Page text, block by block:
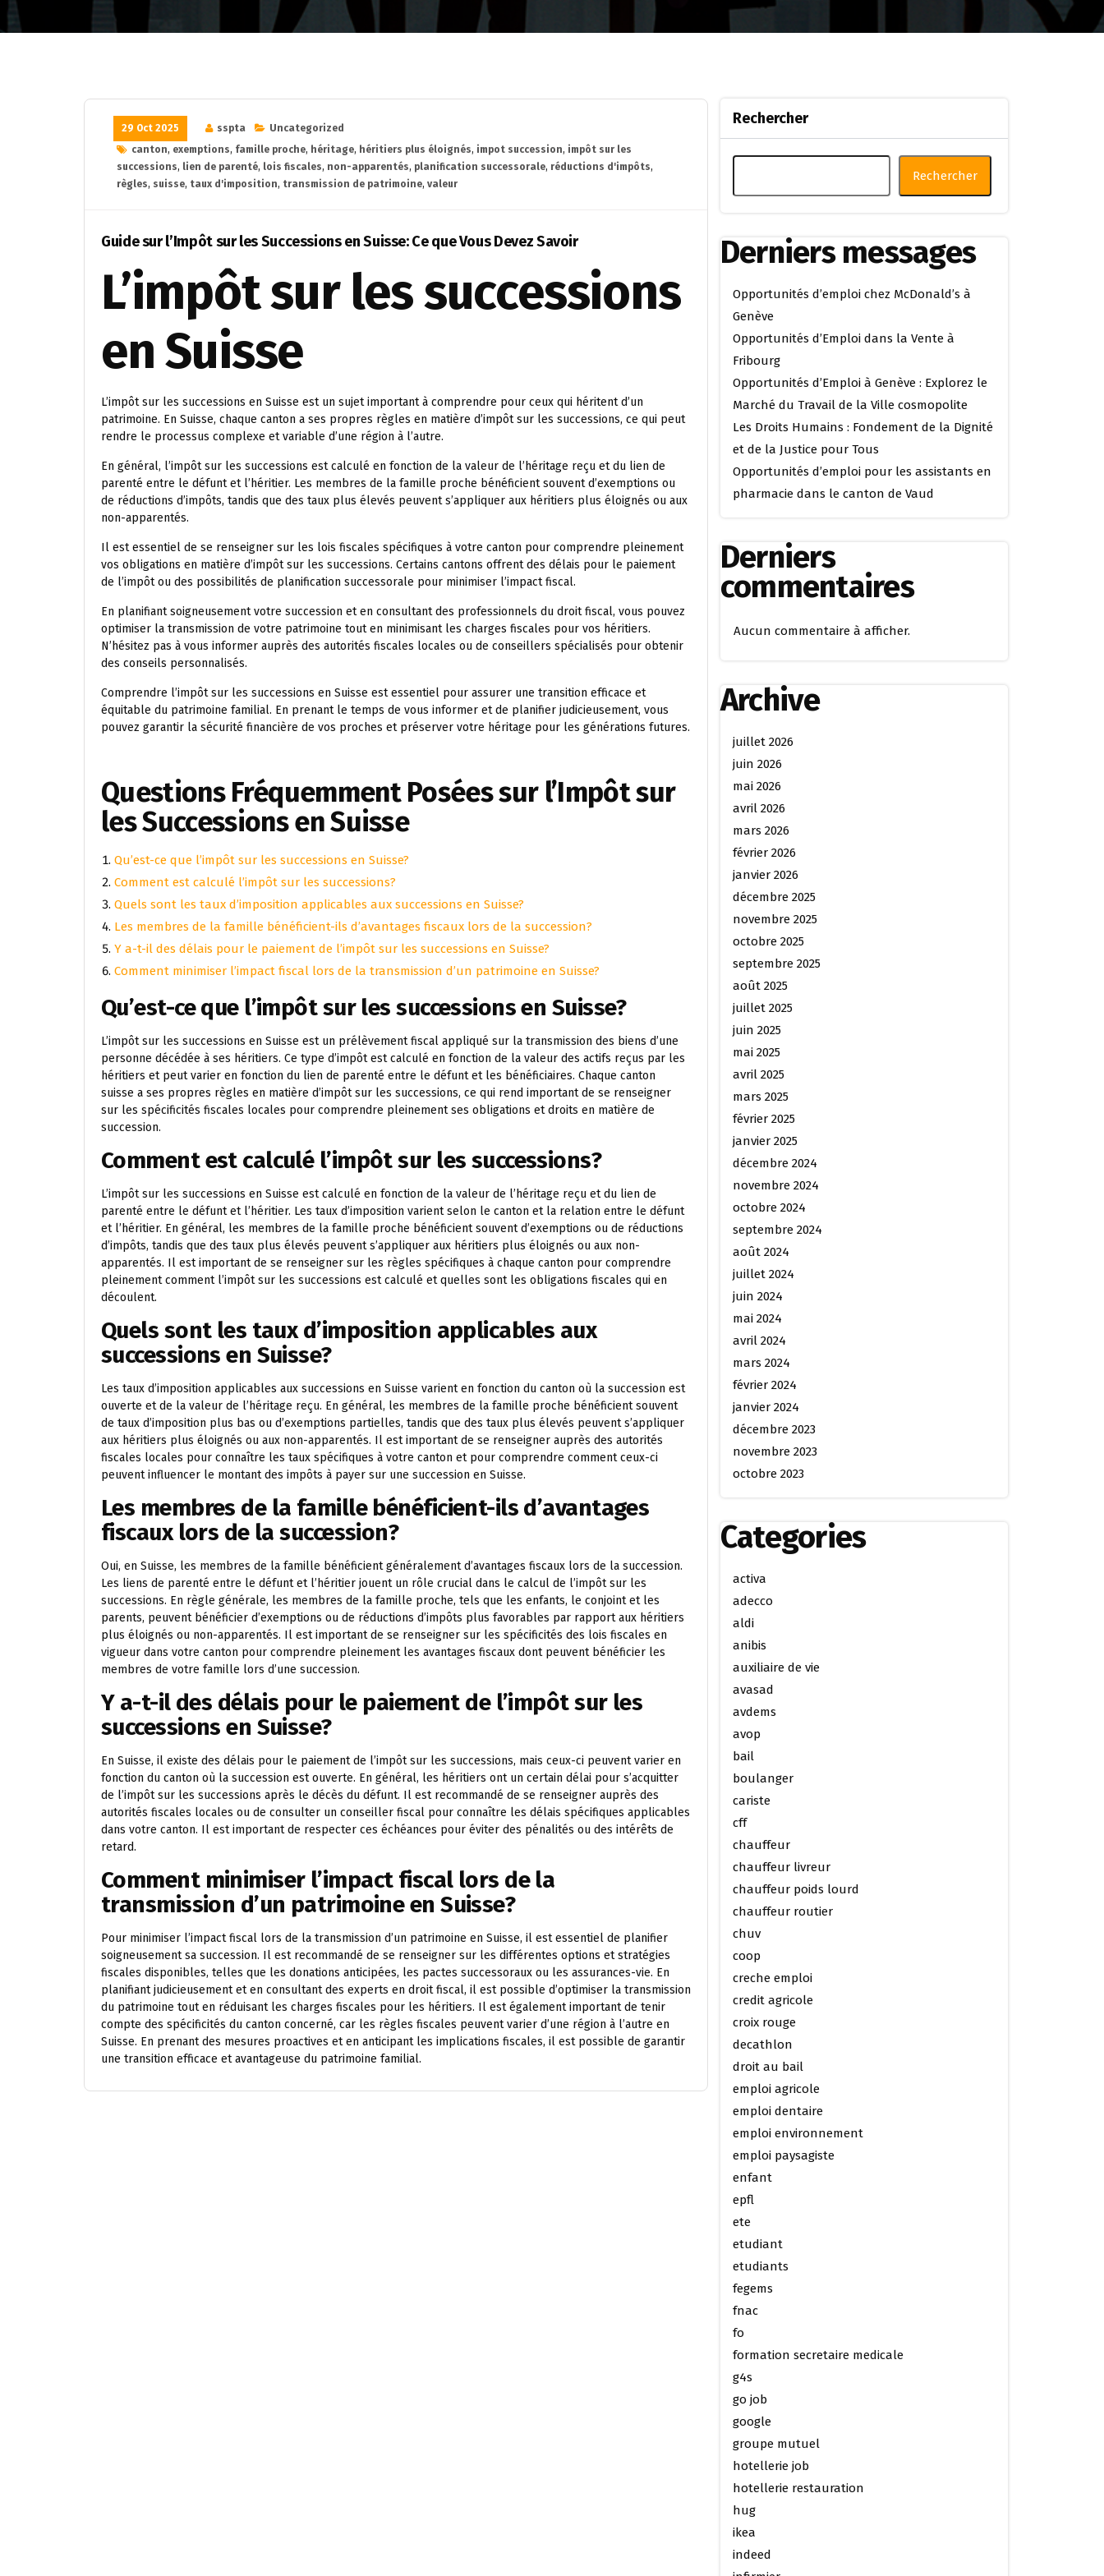
29 Oct 2025 sspta
Uncategorized
canton, exemptions, famille proche, héritage, héritiers plus éloignés, impot succession, impôt sur les
successions, lien de parenté, lois fiscales, non-apparentés, planification successorale, réductions d'impôts,
règles, suisse, taux d'imposition, transmission de patrimoine, valeur
Guide sur l’Impôt sur les Successions en Suisse: Ce que Vous Devez Savoir
L’impôt sur les successions
en Suisse
L’impôt sur les successions en Suisse est un sujet important à comprendre pour ceux qui héritent d’un
patrimoine. En Suisse, chaque canton a ses propres règles en matière d’impôt sur les successions, ce qui peut
rendre le processus complexe et variable d’une région à l’autre.
En général, l’impôt sur les successions est calculé en fonction de la valeur de l’héritage reçu et du lien de
parenté entre le défunt et l’héritier. Les membres de la famille proche bénéficient souvent d’exemptions ou
de réductions d’impôts, tandis que des taux plus élevés peuvent s’appliquer aux héritiers plus éloignés ou aux
non-apparentés.
Il est essentiel de se renseigner sur les lois fiscales spécifiques à votre canton pour comprendre pleinement
vos obligations en matière d’impôt sur les successions. Certains cantons offrent des délais pour le paiement
de l’impôt ou des possibilités de planification successorale pour minimiser l’impact fiscal.
En planifiant soigneusement votre succession et en consultant des professionnels du droit fiscal, vous pouvez
optimiser la transmission de votre patrimoine tout en minimisant les charges fiscales pour vos héritiers.
N’hésitez pas à vous informer auprès des autorités fiscales locales ou de conseillers spécialisés pour obtenir
des conseils personnalisés.
Comprendre l’impôt sur les successions en Suisse est essentiel pour assurer une transition efficace et
équitable du patrimoine familial. En prenant le temps de vous informer et de planifier judicieusement, vous
pouvez garantir la sécurité financière de vos proches et préserver votre héritage pour les générations futures.
Questions Fréquemment Posées sur l’Impôt sur
les Successions en Suisse
Qu’est-ce que l’impôt sur les successions en Suisse?
Comment est calculé l’impôt sur les successions?
Quels sont les taux d’imposition applicables aux successions en Suisse?
Les membres de la famille bénéficient-ils d’avantages fiscaux lors de la succession?
Y a-t-il des délais pour le paiement de l’impôt sur les successions en Suisse?
Comment minimiser l’impact fiscal lors de la transmission d’un patrimoine en Suisse?
Qu’est-ce que l’impôt sur les successions en Suisse?
L’impôt sur les successions en Suisse est un prélèvement fiscal appliqué sur la transmission des biens d’une
personne décédée à ses héritiers. Ce type d’impôt est calculé en fonction de la valeur des actifs reçus par les
héritiers et peut varier en fonction du lien de parenté entre le défunt et les bénéficiaires. Chaque canton
suisse a ses propres règles en matière d’impôt sur les successions, ce qui rend important de se renseigner
sur les spécificités fiscales locales pour comprendre pleinement ses obligations et droits en matière de
succession.
Comment est calculé l’impôt sur les successions?
L’impôt sur les successions en Suisse est calculé en fonction de la valeur de l’héritage reçu et du lien de
parenté entre le défunt et l’héritier. Les taux d’imposition varient selon le canton et la relation entre le défunt
et l’héritier. En général, les membres de la famille proche bénéficient souvent d’exemptions ou de réductions
d’impôts, tandis que des taux plus élevés peuvent s’appliquer aux héritiers plus éloignés ou aux non-
apparentés. Il est important de se renseigner sur les règles spécifiques à chaque canton pour comprendre
pleinement comment l’impôt sur les successions est calculé et quelles sont les obligations fiscales qui en
découlent.
Quels sont les taux d’imposition applicables aux
successions en Suisse?
Les taux d’imposition applicables aux successions en Suisse varient en fonction du canton où la succession est
ouverte et de la valeur de l’héritage reçu. En général, les membres de la famille proche bénéficient souvent
de taux d’imposition plus bas ou d’exemptions partielles, tandis que des taux plus élevés peuvent s’appliquer
aux héritiers plus éloignés ou aux non-apparentés. Il est important de se renseigner auprès des autorités
fiscales locales pour connaître les taux spécifiques à votre canton et pour comprendre comment ceux-ci
peuvent influencer le montant des impôts à payer sur une succession en Suisse.
Les membres de la famille bénéficient-ils d’avantages
fiscaux lors de la succession?
Oui, en Suisse, les membres de la famille bénéficient généralement d’avantages fiscaux lors de la succession.
Les liens de parenté entre le défunt et l’héritier jouent un rôle crucial dans le calcul de l’impôt sur les
successions. En règle générale, les membres de la famille proche, tels que les enfants, le conjoint et les
parents, peuvent bénéficier d’exemptions ou de réductions d’impôts plus favorables par rapport aux héritiers
plus éloignés ou non-apparentés. Il est important de se renseigner sur les spécificités des lois fiscales en
vigueur dans votre canton pour comprendre pleinement les avantages fiscaux dont peuvent bénéficier les
membres de votre famille lors d’une succession.
Y a-t-il des délais pour le paiement de l’impôt sur les
successions en Suisse?
En Suisse, il existe des délais pour le paiement de l’impôt sur les successions, mais ceux-ci peuvent varier en
fonction du canton où la succession est ouverte. En général, les héritiers ont un certain délai pour s’acquitter
de l’impôt sur les successions après le décès du défunt. Il est recommandé de se renseigner auprès des
autorités fiscales locales ou de consulter un conseiller fiscal pour connaître les délais spécifiques applicables
dans votre canton. Il est important de respecter ces échéances pour éviter des pénalités ou des intérêts de
retard.
Comment minimiser l’impact fiscal lors de la
transmission d’un patrimoine en Suisse?
Pour minimiser l’impact fiscal lors de la transmission d’un patrimoine en Suisse, il est essentiel de planifier
soigneusement sa succession. Il est recommandé de se renseigner sur les différentes options et stratégies
fiscales disponibles, telles que les donations anticipées, les pactes successoraux ou les assurances-vie. En
planifiant judicieusement et en consultant des experts en droit fiscal, il est possible d’optimiser la transmission
du patrimoine tout en réduisant les charges fiscales pour les héritiers. Il est également important de tenir
compte des spécificités du canton concerné, car les règles fiscales peuvent varier d’une région à l’autre en
Suisse. En prenant des mesures proactives et en anticipant les implications fiscales, il est possible de garantir
une transition efficace et avantageuse du patrimoine familial.
Rechercher
Rechercher
Derniers messages
Opportunités d’emploi chez McDonald’s à
Genève
Opportunités d’Emploi dans la Vente à
Fribourg
Opportunités d’Emploi à Genève : Explorez le
Marché du Travail de la Ville cosmopolite
Les Droits Humains : Fondement de la Dignité
et de la Justice pour Tous
Opportunités d’emploi pour les assistants en
pharmacie dans le canton de Vaud
Derniers
commentaires
Aucun commentaire à afficher.
Archive
juillet 2026
juin 2026
mai 2026
avril 2026
mars 2026
février 2026
janvier 2026
décembre 2025
novembre 2025
octobre 2025
septembre 2025
août 2025
juillet 2025
juin 2025
mai 2025
avril 2025
mars 2025
février 2025
janvier 2025
décembre 2024
novembre 2024
octobre 2024
septembre 2024
août 2024
juillet 2024
juin 2024
mai 2024
avril 2024
mars 2024
février 2024
janvier 2024
décembre 2023
novembre 2023
octobre 2023
Categories
activa
adecco
aldi
anibis
auxiliaire de vie
avasad
avdems
avop
bail
boulanger
cariste
cff
chauffeur
chauffeur livreur
chauffeur poids lourd
chauffeur routier
chuv
coop
creche emploi
credit agricole
croix rouge
decathlon
droit au bail
emploi agricole
emploi dentaire
emploi environnement
emploi paysagiste
enfant
epfl
ete
etudiant
etudiants
fegems
fnac
fo
formation secretaire medicale
g4s
go job
google
groupe mutuel
hotellerie job
hotellerie restauration
hug
ikea
indeed